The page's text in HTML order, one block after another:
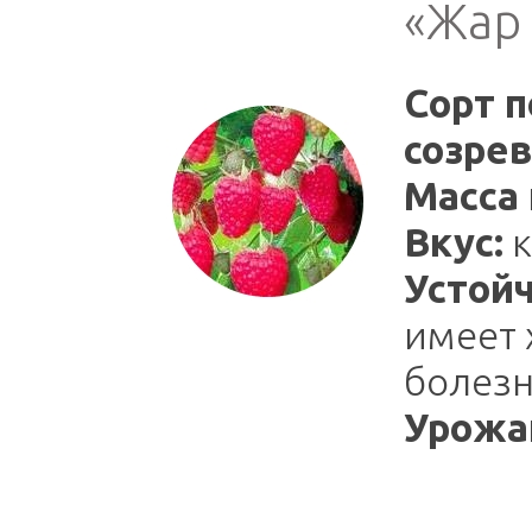
«Жар
Сорт
Масса
Вкус:
имеет